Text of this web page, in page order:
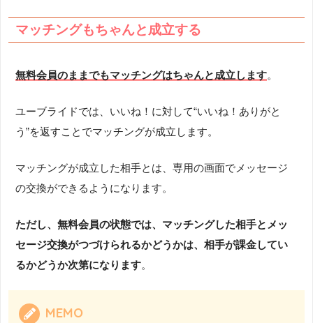
マッチングもちゃんと成立する
無料会員のままでもマッチングはちゃんと成立します。
ユーブライドでは、いいね！に対して“いいね！ありがと
う”を返すことでマッチングが成立します。
マッチングが成立した相手とは、専用の画面でメッセージ
の交換ができるようになります。
ただし、無料会員の状態では、マッチングした相手とメッ
セージ交換がつづけられるかどうかは、相手が課金してい
るかどうか次第になります。
MEMO